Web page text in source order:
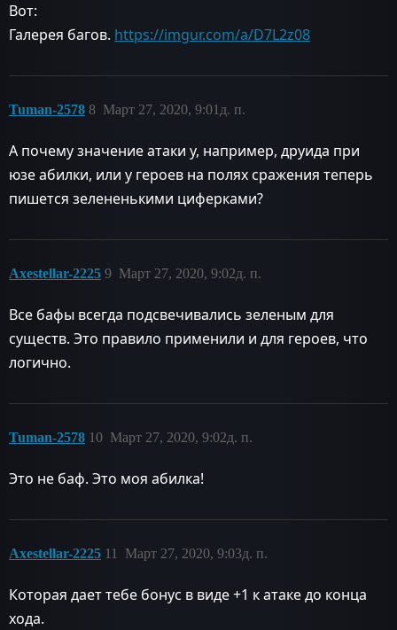
Вот:
Галерея багов. https://imgur.com/a/D7L2z08
Tuman-2578 Март 27, 2020, 9:01д. п.
8
А почему значение атаки у, например, друида при
юзе абилки, или у героев на полях сражения теперь
пишется зелененькими циферками?
Axestellar-2225 Март 27, 2020, 9:02д. п.
9
Все бафы всегда подсвечивались зеленым для
существ. Это правило применили и для героев, что
логично.
Tuman-2578 Март 27, 2020, 9:02д. п.
10
Это не баф. Это моя абилка!
Axestellar-2225 Март 27, 2020, 9:03д. п.
11
Которая дает тебе бонус в виде +1 к атаке до конца
хода.